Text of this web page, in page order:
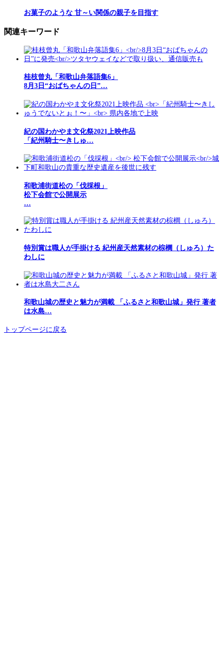
お菓子のような 甘～い関係の親子を目指す
関連キーワード
桂枝曾丸「和歌山弁落語集6」
8月3日“おばちゃんの日”…
紀の国わかやま文化祭2021上映作品
「紀州騎士〜きしゅ…
和歌浦街道松の「伐採根」
松下会館で公開展示
…
特別賞は職人が手掛ける 紀州産天然素材の棕櫚（しゅろ）た
わしに
和歌山城の歴史と魅力が満載 「ふるさと和歌山城」発行 著者
は水島…
トップページに戻る